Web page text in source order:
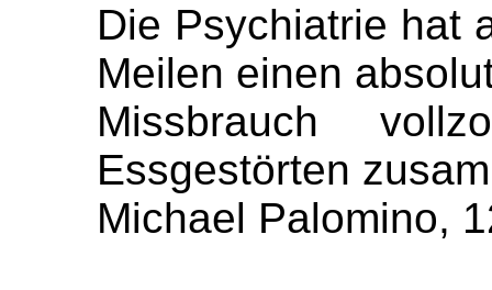
Die Psychiatrie hat
Meilen einen
Missbrauch
Essgestörten
Michael Palomino,